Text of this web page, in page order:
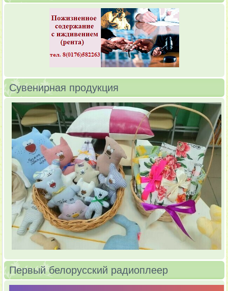
Сувенирная продукция
Первый белорусский радиоплеер